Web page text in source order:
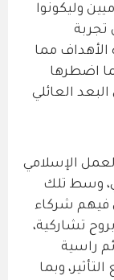
وليكونوا
تجربة
الأهداف مما
اضطرها
العائلي
الإسلامي
وسط تلك
فيهم شركاء
تشاركية،
راسية
وبما